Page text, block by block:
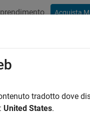
Acquista
tradotto dove
United States.